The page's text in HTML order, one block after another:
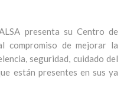
presenta su Centro de
compromiso de mejorar la
seguridad, cuidado del
están presentes en sus ya